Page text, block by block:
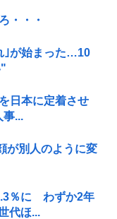
・・・
｣が始まった…10
日本に定着させ
事...
が別人のように変
％に わずか2年
代ほ...